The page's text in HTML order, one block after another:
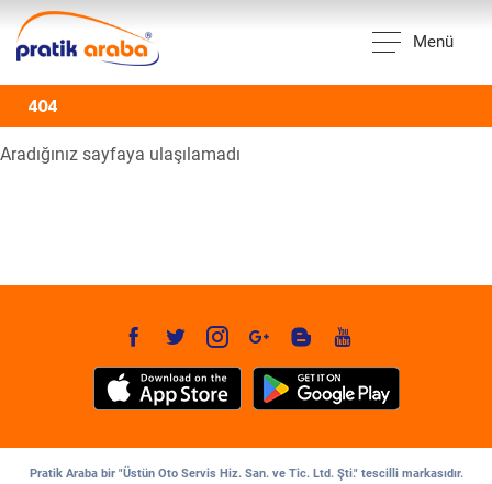
Menü
404
Aradığınız sayfaya ulaşılamadı
Pratik Araba bir "Üstün Oto Servis Hiz. San. ve Tic. Ltd. Şti." tescilli markasıdır.